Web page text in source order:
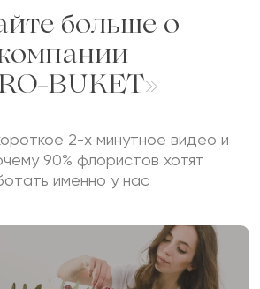
больше о
BUKET»
2-х минутное видео и
90% флористов хотят
именно у нас